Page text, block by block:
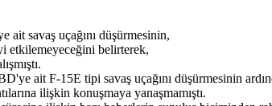
savaş uçağını düşürmesinin,
etkilemeyeceğini belirterek,
ait F-15E tipi savaş uçağını düşürmesinin
ilişkin konuşmaya yanaşmamıştı.